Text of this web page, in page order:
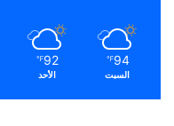
94
℉
السبت
92
℉
الأحد